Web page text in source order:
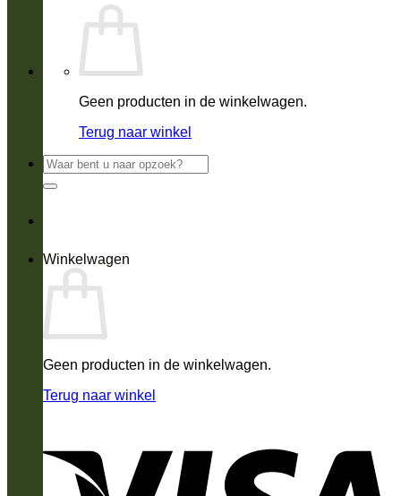
Geen producten in de winkelwagen.
Terug naar winkel
Zoeken
naar:
Winkelwagen
Geen producten in de winkelwagen.
Terug naar winkel